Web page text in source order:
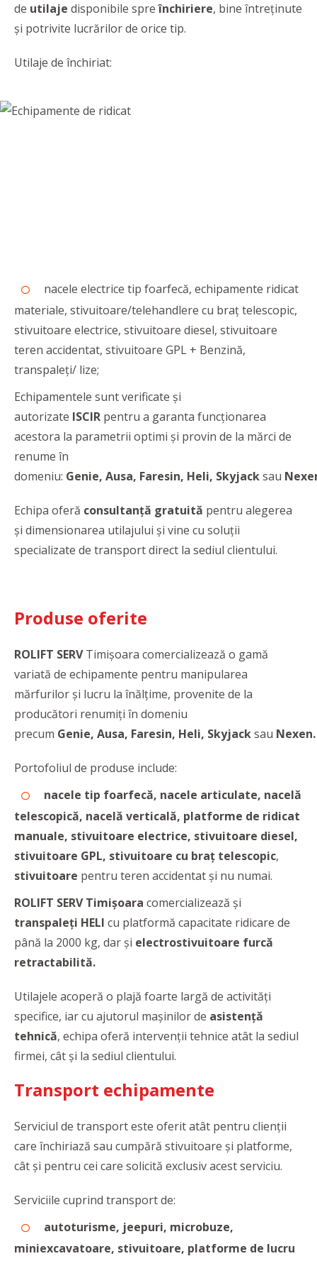
de utilaje disponibile spreînchiriere, bine întreţinute
şi potrivite lucrărilor de orice tip.
Utilaje de închiriat:
nacele electrice tip foarfecă, echipamente ridicat
materiale, stivuitoare/telehandlere cu braț telescopic,
stivuitoare electrice, stivuitoare diesel, stivuitoare
teren accidentat, stivuitoare GPL + Benzină,
transpaleți/ lize;
Echipamentele sunt verificate și
autorizate ISCIR pentru a garanta funcționarea
acestora la parametrii optimi și provin de la mărci de
renume în
domeniu: Genie, Ausa, Faresin, Heli, Skyjacksau
Echipa oferă consultanță gratuită pentru alegerea
și dimensionarea utilajului și vine cu soluții
specializate de transport direct la sediul clientului.
Produse oferite
ROLIFT SERVTimişoara comercializează o gamă
variată de echipamente pentru manipularea
mărfurilor şi lucru la înălţime, provenite de la
producători renumiţi în domeniu
precum Genie, Ausa, Faresin, Heli, Skyjacksau Nexen.
Portofoliul de produse include:
nacele tip foarfecă, nacele articulate, nacelă
telescopică, nacelă verticală, platforme de ridicat
manuale, stivuitoare electrice, stivuitoare diesel,
stivuitoare GPL, stivuitoare cu braț telescopic,
stivuitoare pentru teren accidentat şi nu numai.
ROLIFT SERV Timișoara comercializează și
transpaleți HELI cu platformă capacitate ridicare de
până la 2000 kg, dar și electrostivuitoare furcă
retractabilită.
Utilajele acoperă o plajă foarte largă de activități
specifice, iar cu ajutorul mașinilor de asistență
tehnică, echipa oferă intervenții tehnice atât la sediul
firmei, cât și la sediul clientului.
Transport echipamente
Serviciul de transport este oferit atât pentru clienții
care închiriază sau cumpără stivuitoare și platforme,
cât și pentru cei care solicită exclusiv acest serviciu.
Serviciile cuprind transport de:
autoturisme, jeepuri, microbuze,
miniexcavatoare, stivuitoare, platforme de lucru